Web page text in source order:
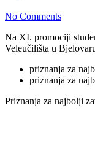
No Comments
Na XI. promociji
Veleučilišta u
priznanja za
priznanja za
Priznanja za najbolji